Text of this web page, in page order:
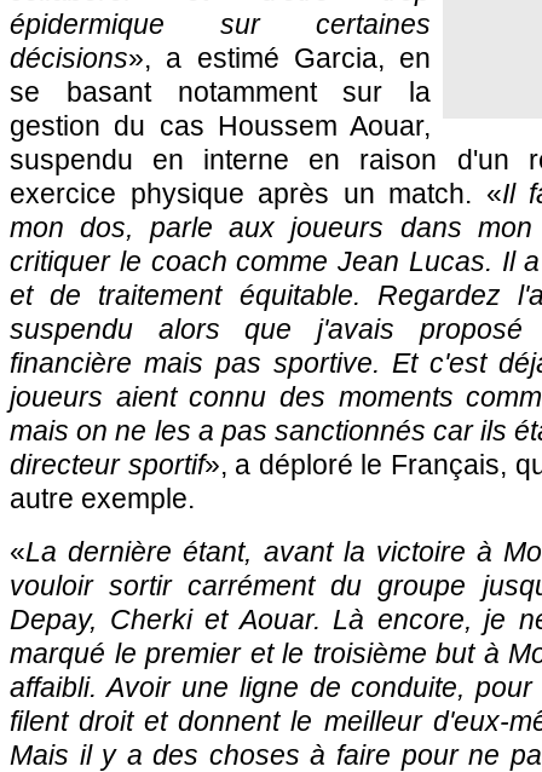
épidermique sur certaines
décisions», a estimé Garcia, en
se basant notamment sur la
gestion du cas Houssem Aouar,
suspendu en interne en raison d'un
exercice physique après un match. «Il
mon dos, parle aux joueurs dans
critiquer le coach comme Jean Lucas. Il
et de traitement équitable. Regardez
suspendu alors que j'avais
financière mais pas sportive. Et c'est
joueurs aient connu des moments
mais on ne les a pas sanctionnés car ils
directeur sportif», a déploré le Français,
autre exemple.
«La dernière étant, avant la victoire à
vouloir sortir carrément du groupe
Depay, Cherki et Aouar. Là encore, je
marqué le premier et le troisième but à
affaibli. Avoir une ligne de conduite,
filent droit et donnent le meilleur d'eux-
Mais il y a des choses à faire pour ne